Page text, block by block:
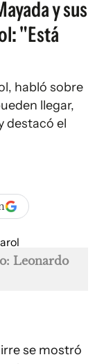
y sus
"Está
habló sobre
llegar,
destacó el
Leonardo
se mostró